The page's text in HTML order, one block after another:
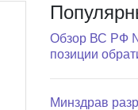
Обзор ВС РФ №
позиции
Минздрав